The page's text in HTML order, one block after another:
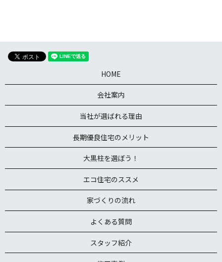
HOME
会社案内
当社が選ばれる理由
長期優良住宅のメリット
大黒柱を選ぼう！
エコ住宅のススメ
家づくりの流れ
よくある質問
スタッフ紹介